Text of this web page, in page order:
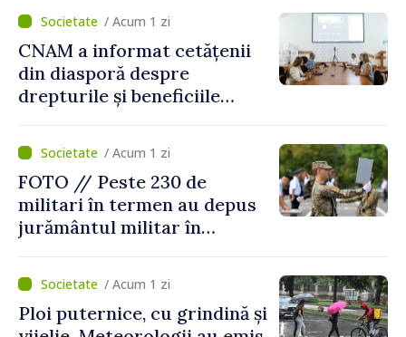
/ Acum 1 zi
CNAM a informat cetățenii
din diasporă despre
drepturile și beneficiile
/ Acum 1 zi
FOTO // Peste 230 de
militari în termen au depus
jurământul militar în
/ Acum 1 zi
Ploi puternice, cu grindină și